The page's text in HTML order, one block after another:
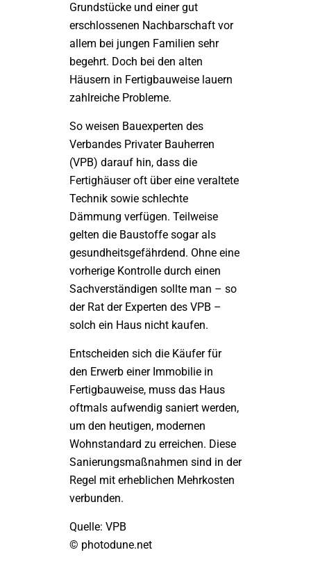
Grundstücke und einer gut
erschlossenen Nachbarschaft vor
allem bei jungen Familien sehr
begehrt. Doch bei den alten
Häusern in Fertigbauweise lauern
zahlreiche Probleme.
So weisen Bauexperten des
Verbandes Privater Bauherren
(VPB) darauf hin, dass die
Fertighäuser oft über eine veraltete
Technik sowie schlechte
Dämmung verfügen. Teilweise
gelten die Baustoffe sogar als
gesundheitsgefährdend. Ohne eine
vorherige Kontrolle durch einen
Sachverständigen sollte man – so
der Rat der Experten des VPB –
solch ein Haus nicht kaufen.
Entscheiden sich die Käufer für
den Erwerb einer Immobilie in
Fertigbauweise, muss das Haus
oftmals aufwendig saniert werden,
um den heutigen, modernen
Wohnstandard zu erreichen. Diese
Sanierungsmaßnahmen sind in der
Regel mit erheblichen Mehrkosten
verbunden.
Quelle: VPB
© photodune.net